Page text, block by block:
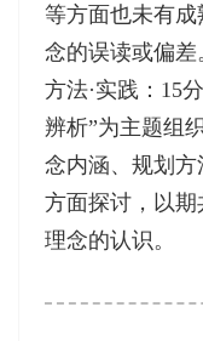
等方面也未有
念的误读或偏差
方法·实践：15
辨析”为主题组
念内涵、规划
方面探讨，以
理念的认识。